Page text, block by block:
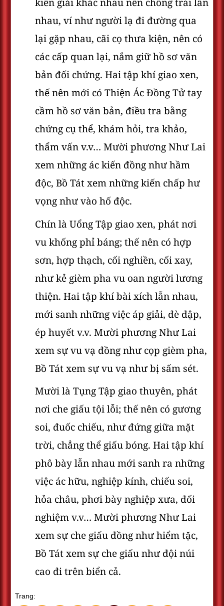
kiến giải khác nhau nên chống trái lẫn
nhau, ví như người lạ đi đường qua
lại gặp nhau, cãi cọ thưa kiện, nên có
các cấp quan lại, nắm giữ hồ sơ văn
bản đối chứng. Hai tập khí giao xen,
thế nên mới có Thiện Ác Đồng Tử tay
cầm hồ sơ văn bản, điều tra bằng
chứng cụ thể, khám hỏi, tra khảo,
thẩm vấn v.v… Mười phương Như Lai
xem những ác kiến đồng như hầm
độc, Bồ Tát xem những kiến chấp hư
vọng như vào hố độc.
Chín là Uổng Tập giao xen, phát nơi
vu khống phỉ báng; thế nên có hợp
sơn, hợp thạch, cối nghiền, cối xay,
như kẻ gièm pha vu oan người lương
thiện. Hai tập khí bài xích lẫn nhau,
mới sanh những việc áp giải, đè đập,
ép huyết v.v. Mười phương Như Lai
xem sự vu vạ đồng như cọp gièm pha,
Bồ Tát xem sự vu vạ như bị sấm sét.
Mười là Tụng Tập giao thuyên, phát
nơi che giấu tội lỗi; thế nên có gương
soi, đuốc chiếu, như đứng giữa mặt
trời, chẳng thể giấu bóng. Hai tập khí
phô bày lẫn nhau mới sanh ra những
việc ác hữu, nghiệp kính, chiếu soi,
hỏa châu, phơi bày nghiệp xưa, đối
nghiệm v.v… Mười phương Như Lai
xem sự che giấu đồng như hiểm tặc,
Bồ Tát xem sự che giấu như đội núi
cao đi trên biển cả.
Trang: